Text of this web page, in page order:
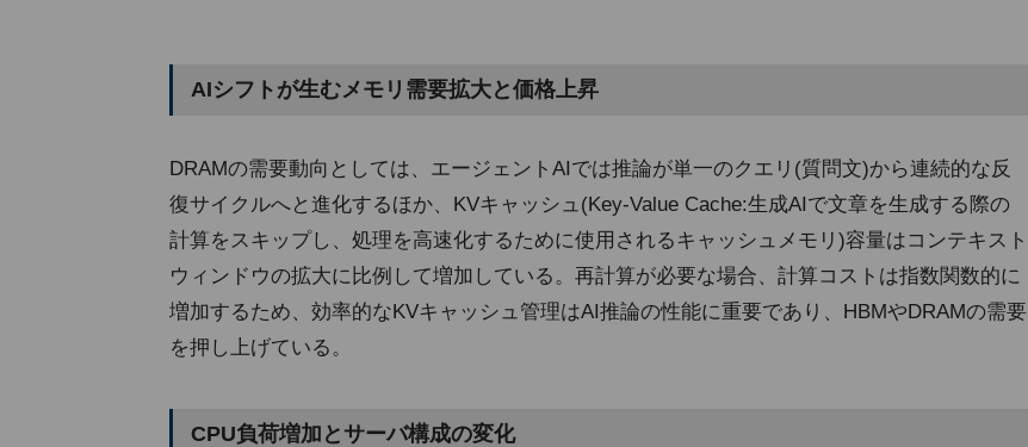
AIシフトが生むメモリ需要拡大と価格上昇
DRAMの需要動向としては、エージェントAIでは推論が単一のクエリ(質問文)から連続的な反
復サイクルへと進化するほか、KVキャッシュ(Key-Value Cache:生成AIで文章を生成する際の
計算をスキップし、処理を高速化するために使用されるキャッシュメモリ)容量はコンテキスト
ウィンドウの拡大に比例して増加している。再計算が必要な場合、計算コストは指数関数的に
増加するため、効率的なKVキャッシュ管理はAI推論の性能に重要であり、HBMやDRAMの需要
を押し上げている。
CPU負荷増加とサーバ構成の変化